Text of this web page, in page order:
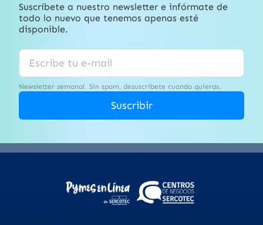
Suscríbete a nuestro newsletter e infórmate de
todo lo nuevo que tenemos apenas esté
disponible.
Newsletter semanal. Sin spam, desuscríbete cuando quieras.
Suscribir